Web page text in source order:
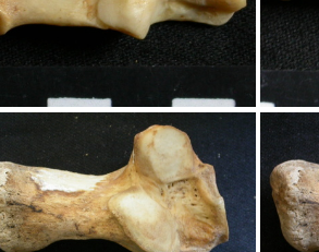
Calcanéus